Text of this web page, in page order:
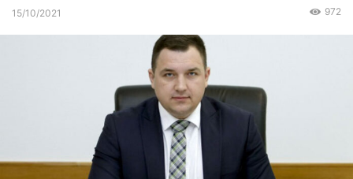
15/10/2021 972